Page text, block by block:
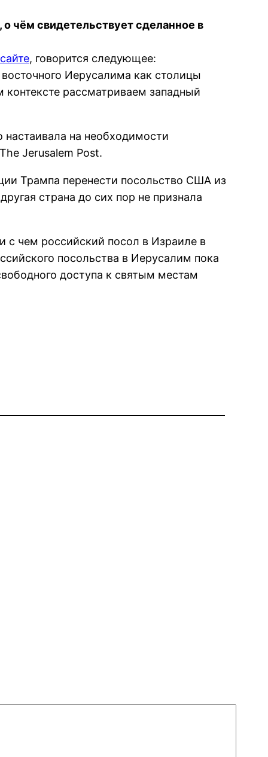
чём свидетельствует сделанное в
, говорится следующее:
Иерусалима как столицы
рассматриваем западный
настаивала на необходимости
Jerusalem Post.
Трампа перенести посольство США из
страна до сих пор не признала
с чем российский посол в Израиле в
посольства в Иерусалим пока
доступа к святым местам